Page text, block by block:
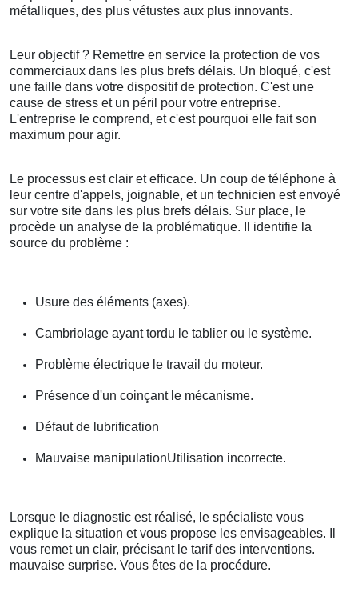
métalliques, des plus vétustes aux plus innovants.
Leur objectif ? Remettre en service la protection de vos
commerciaux dans les plus brefs délais. Un bloqué, c'est
une faille dans votre dispositif de protection. C'est une
cause de stress et un péril pour votre entreprise.
L'entreprise le comprend, et c'est pourquoi elle fait son
maximum pour agir.
Le processus est clair et efficace. Un coup de téléphone à
leur centre d'appels, joignable, et un technicien est envoyé
sur votre site dans les plus brefs délais. Sur place, le
procède un analyse de la problématique. Il identifie la
source du problème :
Usure des éléments (axes).
Cambriolage ayant tordu le tablier ou le système.
Problème électrique le travail du moteur.
Présence d'un coinçant le mécanisme.
Défaut de lubrification
Mauvaise manipulationUtilisation incorrecte.
Lorsque le diagnostic est réalisé, le spécialiste vous
explique la situation et vous propose les envisageables. Il
vous remet un clair, précisant le tarif des interventions.
mauvaise surprise. Vous êtes de la procédure.